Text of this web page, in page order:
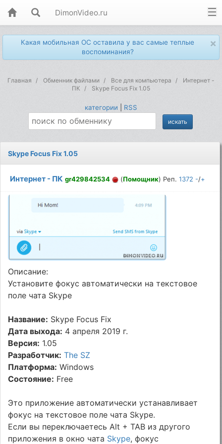
DimonVideo.ru
×
Какая мобильная ОС оставила у вас самые теплые
воспоминания?
Главная Обменник файлами Все для компьютера
Интернет -
ПК
Skype Focus Fix 1.05
категории RSS
Skype Focus Fix 1.05
Интернет - ПК gr429842534 (Помощник) Реп.1372 -/+
Описание:
Установите фокус автоматически на текстовое
поле чата Skype
Название: Skype Focus Fix
Дата выхода: 4 апреля 2019 г.
Версия: 1.05
Разработчик: The SZ
Платформа: Windows
Состояние: Free
Это приложение автоматически устанавливает
фокус на текстовое поле чата Skype.
Если вы переключаетесь Alt + TAB из другого
приложения в окно чата Skype, фокус